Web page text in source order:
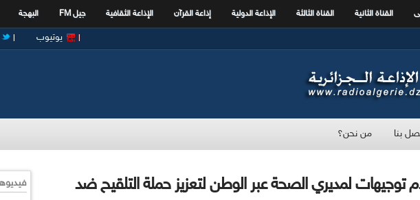
القناة الثانية القناة الثالثة الإذاعة الدولية إذاعة القرآن الإذاعة الثقافية جيل FM البهجة
يوتيوب
بنا من نحن؟
توجيهات لمديري الصحة عبر الوطن لتعزيز حملة التلقيح ضد